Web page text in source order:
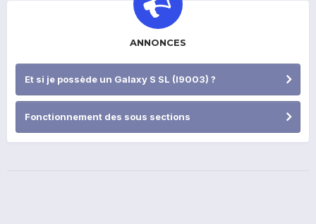
ANNONCES
Et si je possède un Galaxy S SL (I9003) ?
Fonctionnement des sous sections